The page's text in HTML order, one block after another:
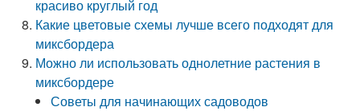
красиво круглый год
Какие цветовые схемы лучше всего подходят для
миксбордера
Можно ли использовать однолетние растения в
миксбордере
Советы для начинающих садоводов